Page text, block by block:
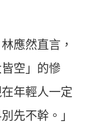
應然直言，
空」的慘
年輕人一定
先不幹。」